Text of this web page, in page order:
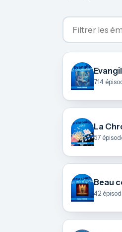
La
Beau